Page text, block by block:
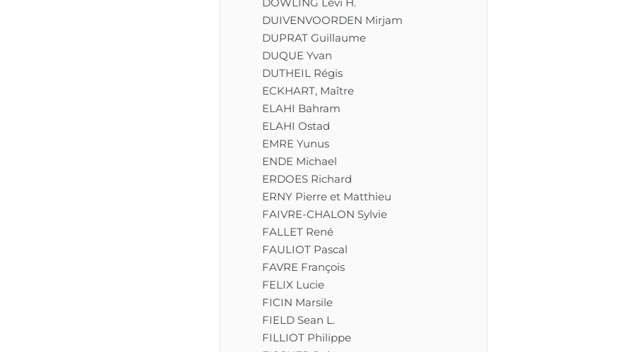
DUIVENVOORDEN Mirjam
DUPRAT Guillaume
DUQUE Yvan
DUTHEIL Régis
ECKHART, Maître
ELAHI Bahram
ELAHI Ostad
EMRE Yunus
ENDE Michael
ERDOES Richard
ERNY Pierre et Matthieu
FAIVRE-CHALON Sylvie
FALLET René
FAULIOT Pascal
FAVRE François
FELIX Lucie
FICIN Marsile
FIELD Sean L.
FILLIOT Philippe